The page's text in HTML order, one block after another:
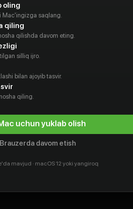
босс
oling
Mac'ingizga saqlang.
qiling
qilishda davom eting.
silliq ijro.
bilan ajoyib tasvir.
qiling.
uchun yuklab olish
Brauzerda davom etish
mavjud · macOS 12 yoki yangiroq